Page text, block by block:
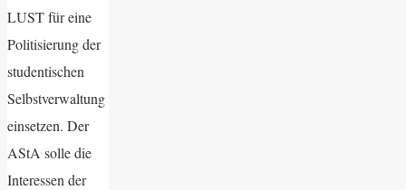
LUST für eine
Politisierung der
studentischen
Selbstverwaltung
einsetzen. Der
AStA solle die
Interessen der